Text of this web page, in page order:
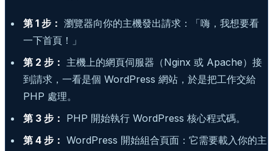
第 1 步： 瀏覽器向你的主機發出請求：「嗨，我想要看
一下首頁！」
第 2 步： 主機上的網頁伺服器（Nginx 或 Apache）接
到請求，一看是個 WordPress 網站，於是把工作交給
PHP 處理。
第 3 步： PHP 開始執行 WordPress 核心程式碼。
第 4 步： WordPress 開始組合頁面：它需要載入你的主